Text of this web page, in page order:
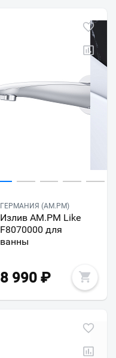
ГЕРМАНИЯ (AM.PM)
Излив AM.PM Like
F8070000 для
ванны
8 990 ₽